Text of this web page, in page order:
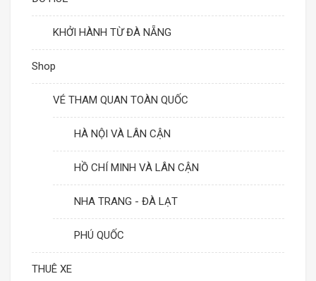
KHỞI HÀNH TỪ ĐÀ NẴNG
Shop
VÉ THAM QUAN TOÀN QUỐC
HÀ NỘI VÀ LÂN CẬN
HỒ CHÍ MINH VÀ LÂN CẬN
NHA TRANG - ĐÀ LẠT
PHÚ QUỐC
THUÊ XE